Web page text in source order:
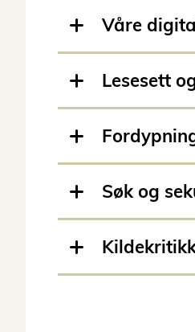
Våre
Lesesett
Søk og